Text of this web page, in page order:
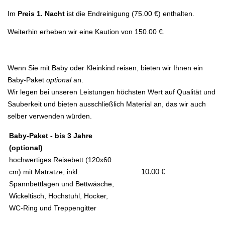
Im Preis 1. Nacht ist die Endreinigung (75.00 €) enthalten.
Weiterhin erheben wir eine Kaution von 150.00 €.
Wenn Sie mit Baby oder Kleinkind reisen, bieten wir Ihnen ein
Baby-Paket optionalan.
Wir legen bei unseren Leistungen höchsten Wert auf Qualität und
Sauberkeit und bieten ausschließlich Material an, das wir auch
selber verwenden würden.
Baby-Paket - bis 3 Jahre
(optional)
hochwertiges Reisebett (120x60
cm) mit Matratze, inkl.
Spannbettlagen und Bettwäsche,
Wickeltisch, Hochstuhl, Hocker,
WC-Ring und Treppengitter
10.00 €